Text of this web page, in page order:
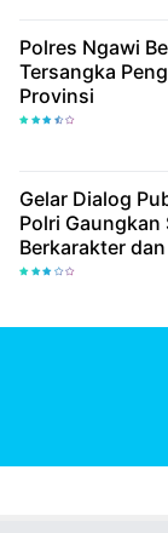
Polres Ngawi
Tersangka
Provinsi
Gelar Dialog
Polri Gaungkan
Berkarakter